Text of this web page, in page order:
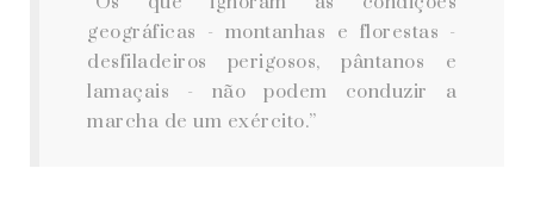
geográficas - montanhas e florestas -
desfiladeiros perigosos, pântanos e
lamaçais - não podem conduzir a
marcha de um exército.”